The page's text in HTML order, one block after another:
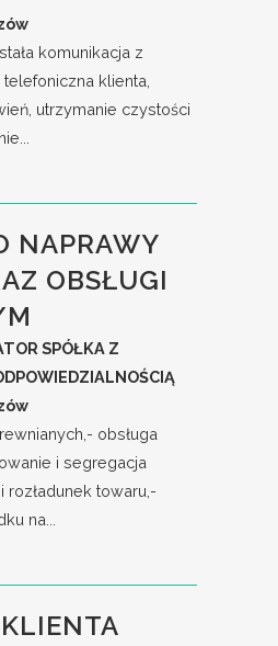
komunikacja z
klienta,
utrzymanie czystości
NAPRAWY
OBSŁUGI
SPÓŁKA Z
obsługa
i segregacja
rozładunek towaru,-
na...